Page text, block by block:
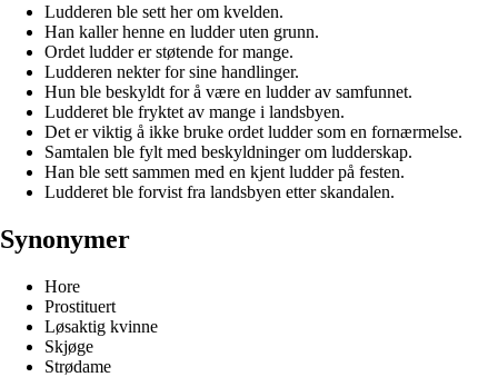
Ludderen ble sett her om kvelden.
Han kaller henne en ludder uten grunn.
Ordet ludder er støtende for mange.
Ludderen nekter for sine handlinger.
Hun ble beskyldt for å være en ludder av samfunnet.
Ludderet ble fryktet av mange i landsbyen.
Det er viktig å ikke bruke ordet ludder som en fornærmelse.
Samtalen ble fylt med beskyldninger om ludderskap.
Han ble sett sammen med en kjent ludder på festen.
Ludderet ble forvist fra landsbyen etter skandalen.
Synonymer
Hore
Prostituert
Løsaktig kvinne
Skjøge
Strødame